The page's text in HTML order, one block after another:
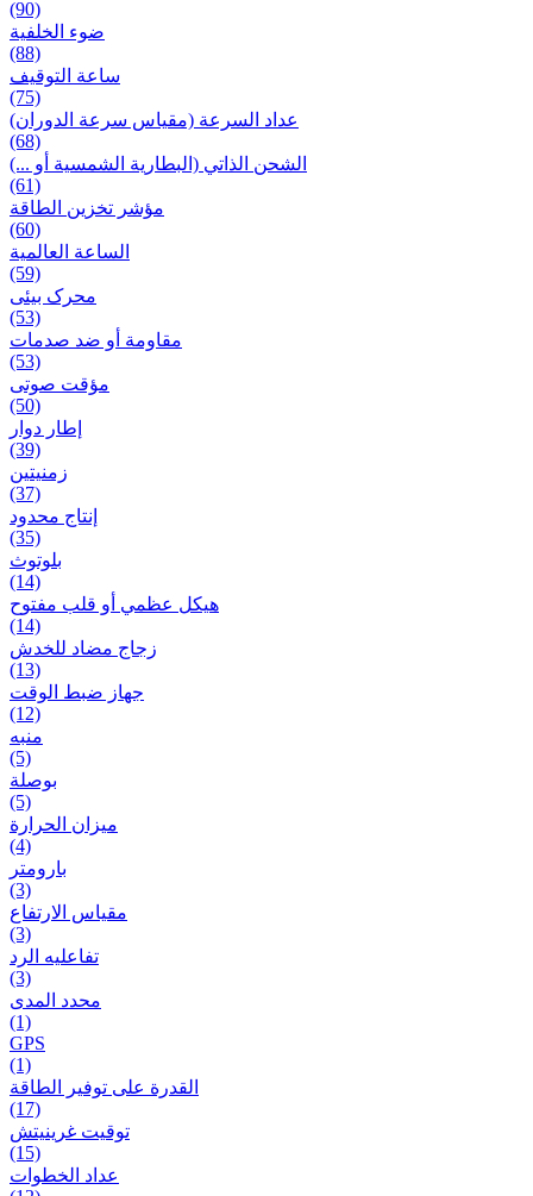
(90)
ضوء الخلفية
(88)
ساعة التوقيف
(75)
عداد السرعة (مقياس سرعة الدوران)
(68)
الشحن الذاتي (البطارية الشمسية أو ...)
(61)
مؤشر تخزين الطاقة
(60)
الساعة العالمية
(59)
محرک بیئی
(53)
مقاومة أو ضد صدمات
(53)
مؤقت صوتی
(50)
إطار دوار
(39)
زمنیتین
(37)
إنتاج محدود
(35)
بلوتوث
(14)
هيكل عظمي أو قلب مفتوح
(14)
زجاج مضاد للخدش
(13)
جهاز ضبط الوقت
(12)
منبه
(5)
بوصلة
(5)
ميزان الحرارة
(4)
بارومتر
(3)
مقياس الارتفاع
(3)
تفاعلیه الرد
(3)
محدد المدى
(1)
GPS
(1)
القدرة على توفير الطاقة
(17)
توقيت غرينيتش
(15)
عداد الخطوات